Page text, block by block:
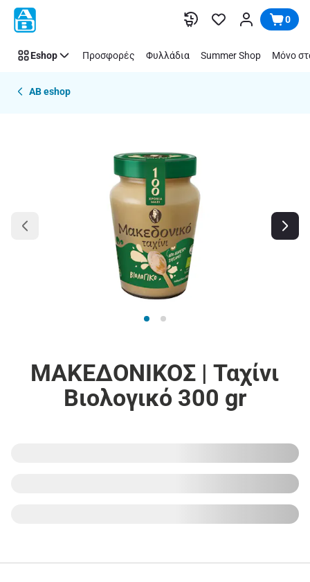
Παράλειψη 0
Eshop Προσφορές Φυλλάδια Summer Shop Μόνο
AB eshop
ΜΑΚΕΔΟΝΙΚΟΣ | Ταχίνι
Βιολογικό 300 gr